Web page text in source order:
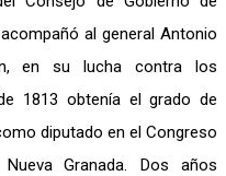
al general Antonio
en su lucha contra los
1813 obtenía el grado de
diputado en el Congreso
Granada. Dos años